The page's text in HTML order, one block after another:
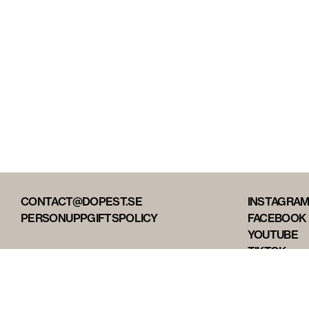
CONTACT@DOPEST.SE
PERSONUPPGIFTSPOLICY
INSTAGRAM
FACEBOOK
YOUTUBE
TIKTOK